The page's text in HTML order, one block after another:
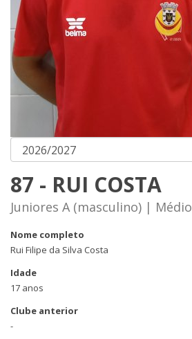
87 - RUI COSTA
Juniores A (masculino) | Médio
Nome completo
Rui Filipe da Silva Costa
Idade
17 anos
Clube anterior
-